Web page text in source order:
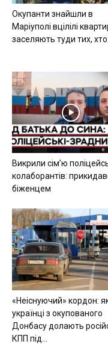
Окупанти знайшли в
Маріуполі вцілілі
заселяють туди тих, хто...
Викрили сімʼю
колаборантів:
біженцем
«Неіснуючий» кордон:
українці з окупованого
Донбасу долають
КПП під...